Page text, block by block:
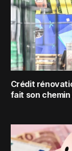
Crédit
fait son